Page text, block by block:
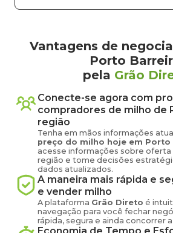
Vantagens de
Porto
pela Grão
Conecte-se agora com
compradores de milho de
região
Tenha em mãos informações
preço do milho hoje em Porto
acesse informações sobre oferta
região e tome decisões
dados atualizados.
A maneira mais rápida e
e vender milho
A plataforma Grão Direto é
navegação para você fechar
rápida, segura e ainda concorrer